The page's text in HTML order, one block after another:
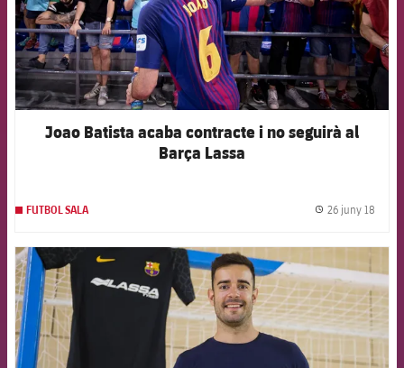
Joao Batista acaba contracte i no seguirà al
Barça Lassa
FUTBOL SALA 26 juny 18
FCB Barcelona badge